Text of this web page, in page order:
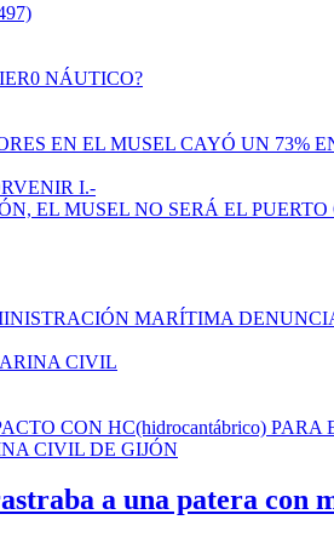
NÁUTICO?
EN EL MUSEL CAYÓ UN 73%
I.-
EL MUSEL NO SERÁ EL
MARÍTIMA
CIVIL
CON HC(hidrocantábrico)
CIVIL DE GIJÓN
a una patera con